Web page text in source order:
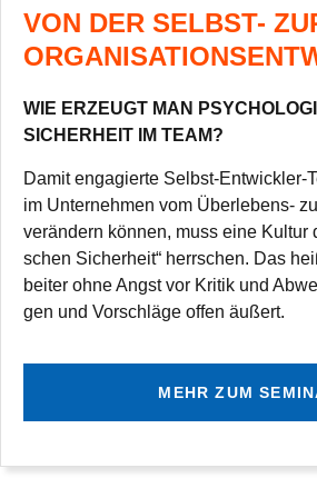
VON DER SELBST-
WIE ERZEUGT MAN
SICHERHEIT IM TEAM?
Damit enga­gierte Selbst-Ent­wick­ler-
im Unter­neh­men vom Über­le­bens-
ver­än­dern kön­nen, muss eine Kul­tur
schen Sicher­heit“ herr­schen. Das
bei­ter ohne Angst vor Kri­tik und
gen und Vor­schläge offen äußert.
MEHR ZUM